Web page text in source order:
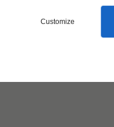
Customize